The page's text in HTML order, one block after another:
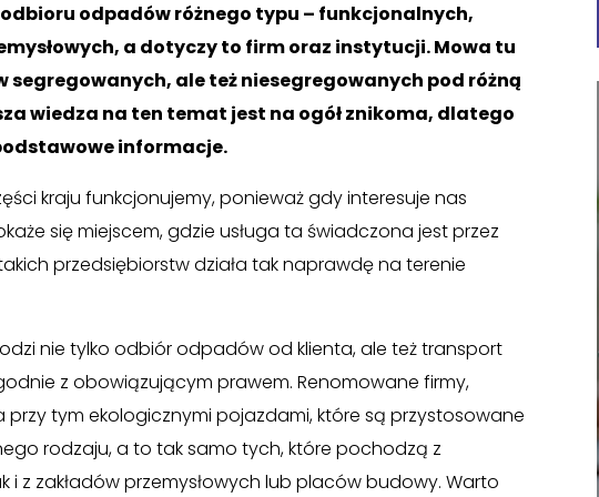
odbioru odpadów różnego typu – funkcjonalnych,
a dotyczy to firm oraz instytucji. Mowa tu
segregowanych, ale też niesegregowanych pod różną
wiedza na ten temat jest na ogół znikoma, dlatego
informacje.
kraju funkcjonujemy, ponieważ gdy interesuje nas
się miejscem, gdzie usługa ta świadczona jest przez
przedsiębiorstw działa tak naprawdę na terenie
nie tylko odbiór odpadów od klienta, ale też transport
z obowiązującym prawem. Renomowane firmy,
tym ekologicznymi pojazdami, które są przystosowane
rodzaju, a to tak samo tych, które pochodzą z
z zakładów przemysłowych lub placów budowy. Warto